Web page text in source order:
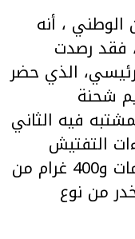
الوطني ، أنه
فقد رصدت
الذي حضر
شحنة
فيه الثاني
التفتيش
والضبط عن حجز خمس كيلوغرامات و400 غرام من
قرص مخدر من نوع